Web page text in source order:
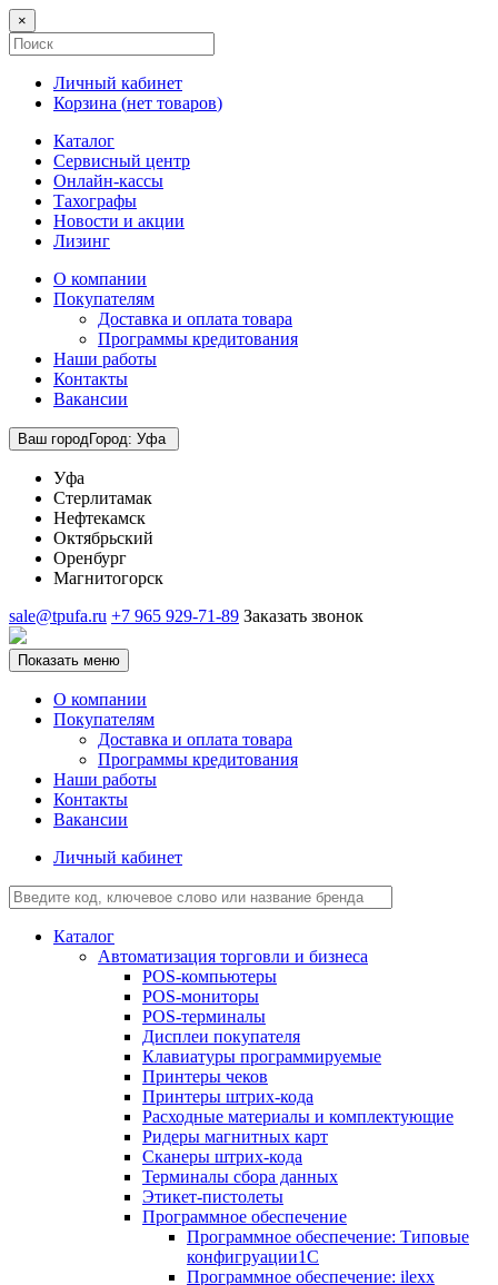
×
Личный кабинет
Корзина (нет товаров)
Каталог
Сервисный центр
Онлайн-кассы
Тахографы
Новости и акции
Лизинг
О компании
Покупателям
Доставка и оплата товара
Программы кредитования
Наши работы
Контакты
Вакансии
Ваш городГород: Уфа
Уфа
Стерлитамак
Нефтекамск
Октябрьский
Оренбург
Магнитогорск
sale@tpufa.ru +7 965 929-71-89 Заказать звонок
Показать меню
О компании
Покупателям
Доставка и оплата товара
Программы кредитования
Наши работы
Контакты
Вакансии
Личный кабинет
Каталог
Автоматизация торговли и бизнеса
POS-компьютеры
POS-мониторы
POS-терминалы
Дисплеи покупателя
Клавиатуры программируемые
Принтеры чеков
Принтеры штрих-кода
Расходные материалы и комплектующие
Ридеры магнитных карт
Сканеры штрих-кода
Терминалы сбора данных
Этикет-пистолеты
Программное обеспечение
Программное обеспечение: Типовые
конфигруации1С
Программное обеспечение: ilexx